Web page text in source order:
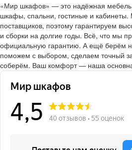
«Мир шкафов» — это надёжная
шкафы, спальни, гостиные и
поставщиков, поэтому гарантируем
и сборки на долгие годы. Всё, что мы
официальную гарантию. А ещё берём
поможем с выбором, сделаем точный
соберём. Ваш комфорт — наша